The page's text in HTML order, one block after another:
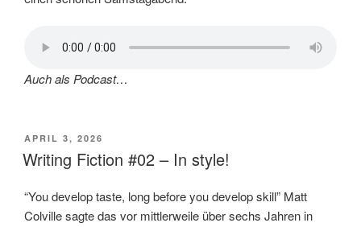
Auch als Podcast…
VERÖFFENTLICHT
AM
APRIL 3, 2026
Writing Fiction #02 – In style!
“You develop taste, long before you develop skill” Matt
Colville sagte das vor mittlerweile über sechs Jahren in